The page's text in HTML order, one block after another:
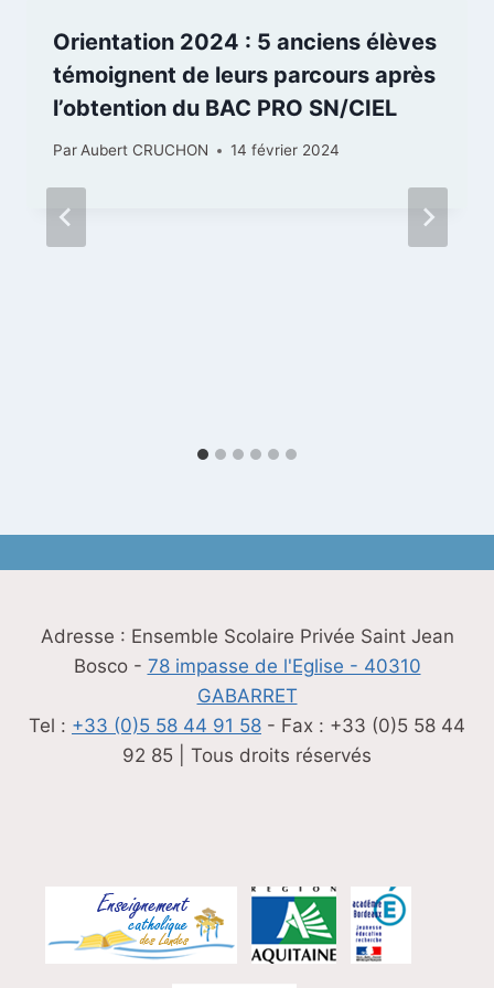
Orientation 2024 : 5 anciens élèves
témoignent de leurs parcours après
l’obtention du BAC PRO SN/CIEL
ParAubert CRUCHON 14 février 2024
Adresse : Ensemble Scolaire Privée Saint Jean
Bosco - 78 impasse de l'Eglise - 40310
GABARRET
Tel : +33 (0)5 58 44 91 58 - Fax : +33 (0)5 58 44
92 85 | Tous droits réservés